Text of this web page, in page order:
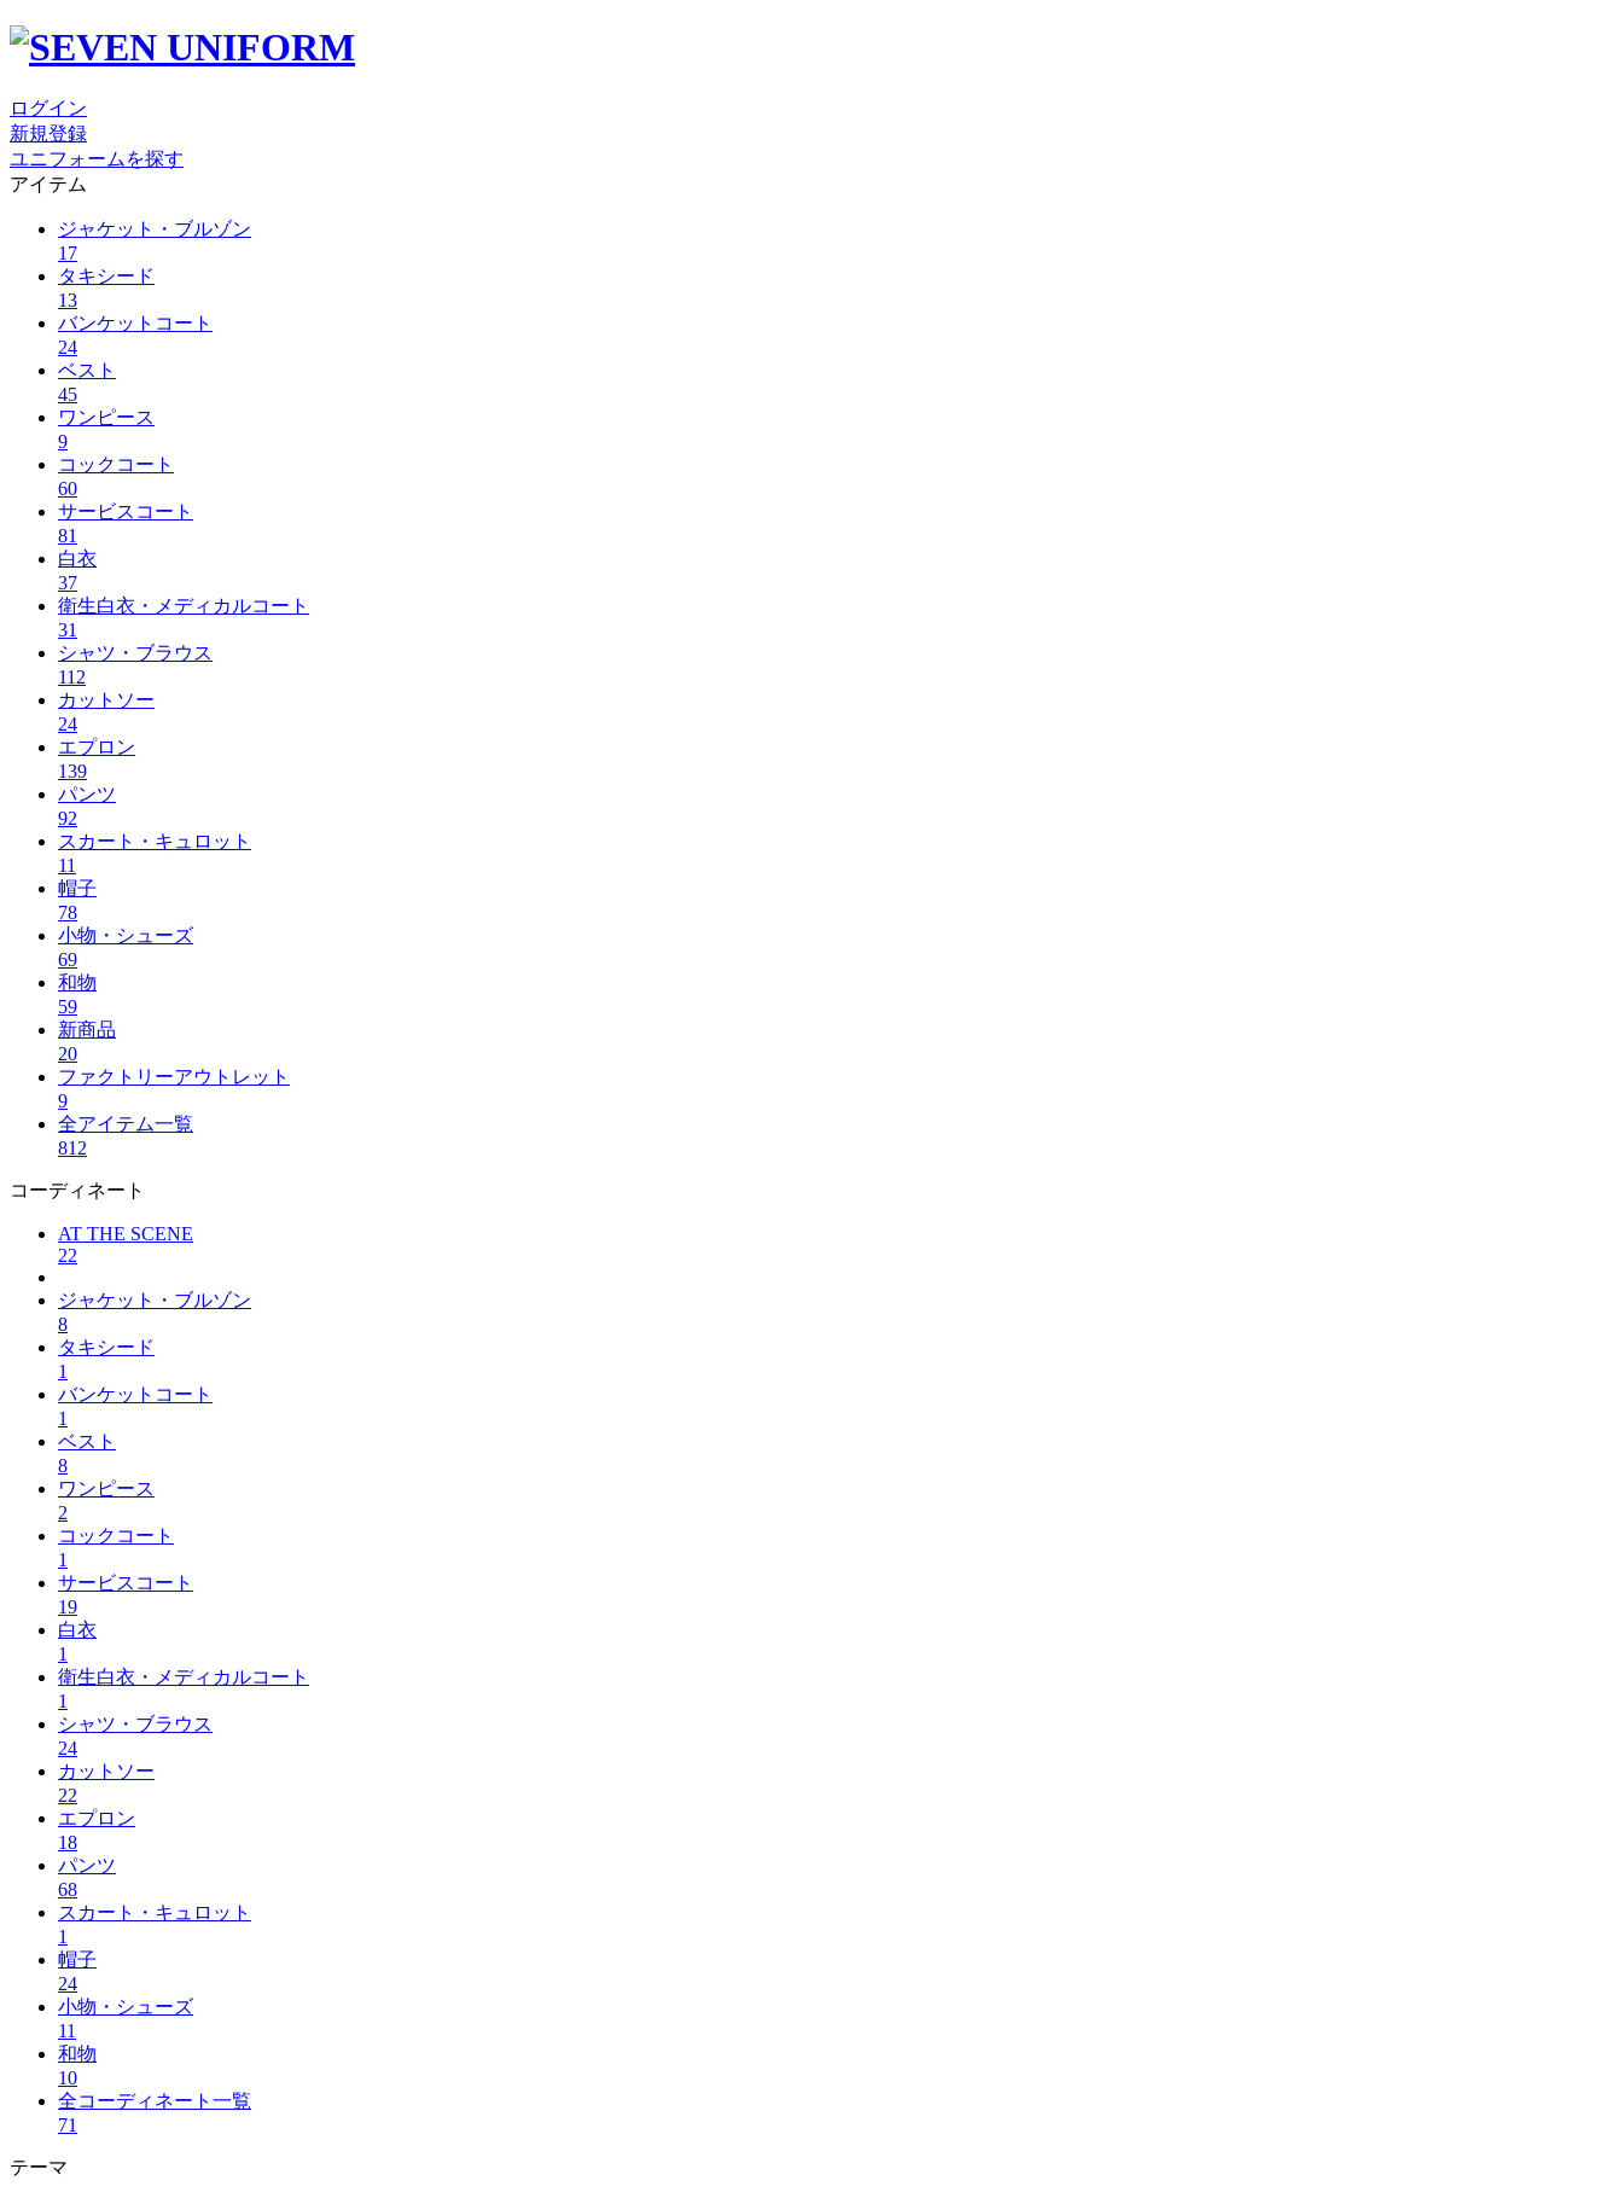
ログイン
新規登録
ユニフォームを探す
アイテム
ジャケット・ブルゾン
17
タキシード
13
バンケットコート
24
ベスト
45
ワンピース
9
コックコート
60
サービスコート
81
白衣
37
衛生白衣・メディカルコート
31
シャツ・ブラウス
112
カットソー
24
エプロン
139
パンツ
92
スカート・キュロット
11
帽子
78
小物・シューズ
69
和物
59
新商品
20
ファクトリーアウトレット
9
全アイテム一覧
812
コーディネート
AT THE SCENE
22
ジャケット・ブルゾン
8
タキシード
1
バンケットコート
1
ベスト
8
ワンピース
2
コックコート
1
サービスコート
19
白衣
1
衛生白衣・メディカルコート
1
シャツ・ブラウス
24
カットソー
22
エプロン
18
パンツ
68
スカート・キュロット
1
帽子
24
小物・シューズ
11
和物
10
全コーディネート一覧
71
テーマ